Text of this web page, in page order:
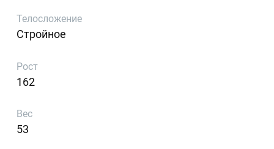
Телосложение
Стройное
Рост
162
Вес
53